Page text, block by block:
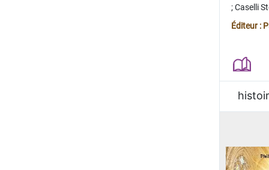
;Caselli
Juan
Éditeur :